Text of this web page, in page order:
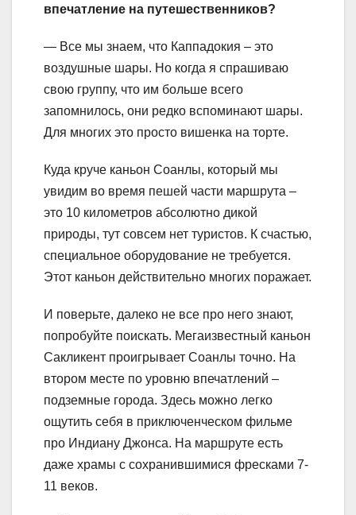
впечатление на путешественников?
— Все мы знаем, что Каппадокия – это
воздушные шары. Но когда я спрашиваю
свою группу, что им больше всего
запомнилось, они редко вспоминают шары.
Для многих это просто вишенка на торте.
Куда круче каньон Соанлы, который мы
увидим во время пешей части маршрута –
это 10 километров абсолютно дикой
природы, тут совсем нет туристов. К счастью,
специальное оборудование не требуется.
Этот каньон действительно многих поражает.
И поверьте, далеко не все про него знают,
попробуйте поискать. Мегаизвестный каньон
Сакликент проигрывает Соанлы точно. На
втором месте по уровню впечатлений –
подземные города. Здесь можно легко
ощутить себя в приключенческом фильме
про Индиану Джонса. На маршруте есть
даже храмы с сохранившимися фресками 7-
11 веков.